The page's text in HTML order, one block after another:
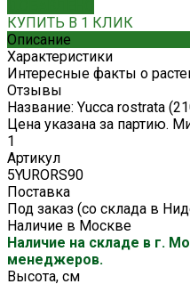
КУПИТЬ В 1 КЛИК
Описание
Характеристики
Интересные факты о
Отзывы
Название: Yucca rostrata
Цена указана за партию.
1
Артикул
5YURORS90
Поставка
Под заказ (со склада в
Наличие в Москве
Наличие на складе в г.
менеджеров.
Высота, см